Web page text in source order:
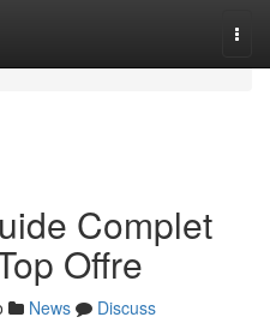
Complet
Offre
News
Discuss